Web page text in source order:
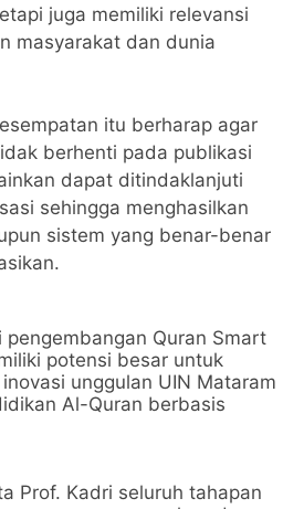
juga memiliki relevansi
masyarakat dan dunia
itu berharap agar
berhenti pada publikasi
dapat ditindaklanjuti
sehingga menghasilkan
sistem yang benar-benar
pengembangan Quran Smart
potensi besar untuk
unggulan UIN Mataram
Al-Quran berbasis
Prof. Kadri seluruh tahapan